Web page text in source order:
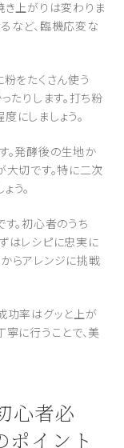
き上がりは変わりま
など、臨機応変な
粉をたくさん使う
たりします。打ち粉
にしましょう。
。発酵後の生地か
大切です。特に二次
う。
。初心者のうち
はレシピに忠実に
らアレンジに挑戦
功率はグッと上が
寧に行うことで、美
心者必
ポイント